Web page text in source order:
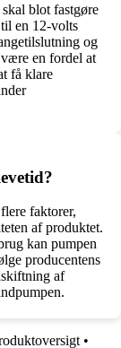
blot fastgøre
en 12-volts
og
en fordel at
få klare
faktorer,
af produktet.
kan pumpen
producentens
af
•